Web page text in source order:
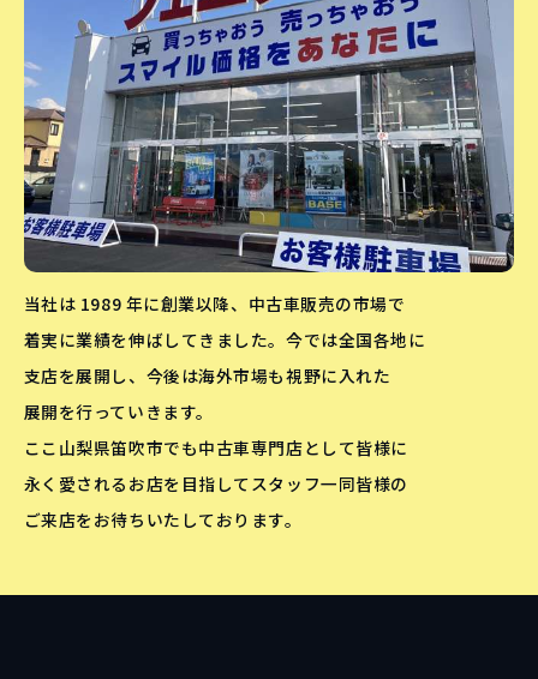
当社は 1989 年に創業以降、中古車販売の市場で
着実に業績を伸ばしてきました。今では全国各地に
支店を展開し、今後は海外市場も視野に入れた
展開を行っていきます。
ここ山梨県笛吹市でも中古車専門店として皆様に
永く愛されるお店を目指してスタッフ一同皆様の
ご来店をお待ちいたしております。